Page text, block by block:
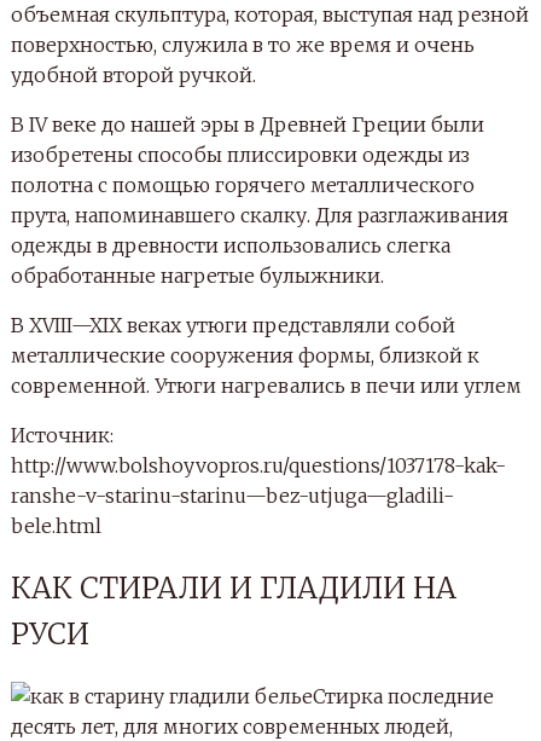
объемная скульптура, которая, выступая над резной
поверхностью, служила в то же время и очень
удобной второй ручкой.
В IV веке до нашей эры в Древней Греции были
изобретены способы плиссировки одежды из
полотна с помощью горячего металлического
прута, напоминавшего скалку. Для разглаживания
одежды в древности использовались слегка
обработанные нагретые булыжники.
В XVIII—XIX веках утюги представляли собой
металлические сооружения формы, близкой к
современной. Утюги нагревались в печи или углем
Источник:
http://www.bolshoyvopros.ru/questions/1037178-kak-
ranshe-v-starinu-starinu—bez-utjuga—gladili-
bele.html
КАК СТИРАЛИ И ГЛАДИЛИ НА
РУСИ
Стирка последние
десять лет, для многих современных людей,